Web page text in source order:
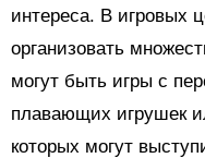
интереса. В игровых
организовать
могут быть игры с
плавающих игрушек
которых могут